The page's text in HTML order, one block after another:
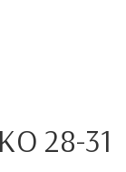
28-31